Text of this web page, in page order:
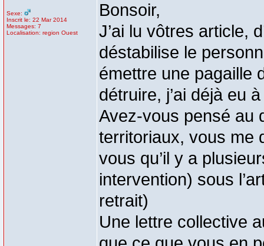
Sexe:
Inscrit le: 22 Mar 2014
Messages: 7
Localisation: region Ouest
Bonsoir,
J’ai lu vôtres article,
déstabilise le
émettre une pagaille
détruire, j’ai déjà eu
Avez-vous pensé au
territoriaux, vous me
vous qu’il y a
intervention) sous
retrait)
Une lettre collective